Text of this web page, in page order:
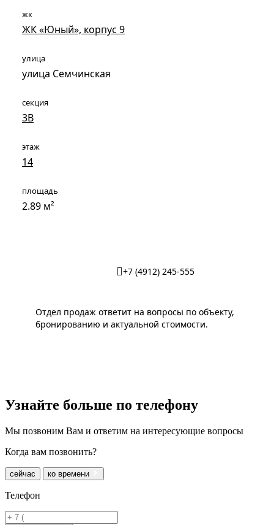
жк
ЖК «Юный», корпус 9
улица
улица Семчинская
секция
3В
этаж
14
площадь
2.89 м²
+7 (4912) 245-555
Отдел продаж ответит на вопросы по объекту,
бронированию и актуальной стоимости.
Узнайте больше по телефону
Мы позвоним Вам и ответим на интересующие вопросы
Когда вам позвонить?
сейчас ко времени
Телефон